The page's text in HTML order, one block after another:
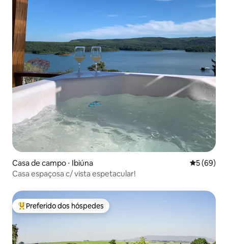
Casa de campo ⋅ Ibiúna 5 de uma
5 (69)
Casa espaçosa c/ vista espetacular!
Entre os melhores preferidos dos hóspedes
Preferido dos hóspedes